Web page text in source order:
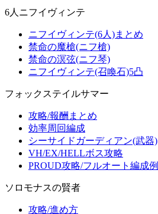
6人ニフイヴィンテ
ニフイヴィンテ(6人)まとめ
禁命の魔槍(ニフ槍)
禁命の溟弦(ニフ琴)
ニフイヴィンテ(召喚石)5凸
フォックステイルサマー
攻略/報酬まとめ
効率周回編成
シーサイドガーディアン(武器)
VH/EX/HELLボス攻略
PROUD攻略/フルオート編成例
ソロモナスの賢者
攻略/進め方